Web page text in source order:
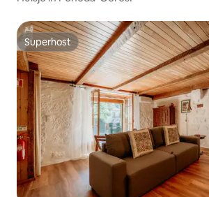
Superhost
Superhost